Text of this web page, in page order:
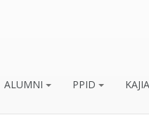
ALUMNI PPID